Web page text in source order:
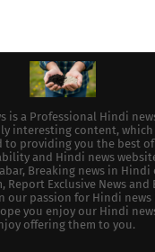
is a Professional Hindi
interesting content,
to providing you the best
and Hindi news
Breaking news in
Report Exclusive News
our passion for Hindi
you enjoy our Hindi
offering them to you.